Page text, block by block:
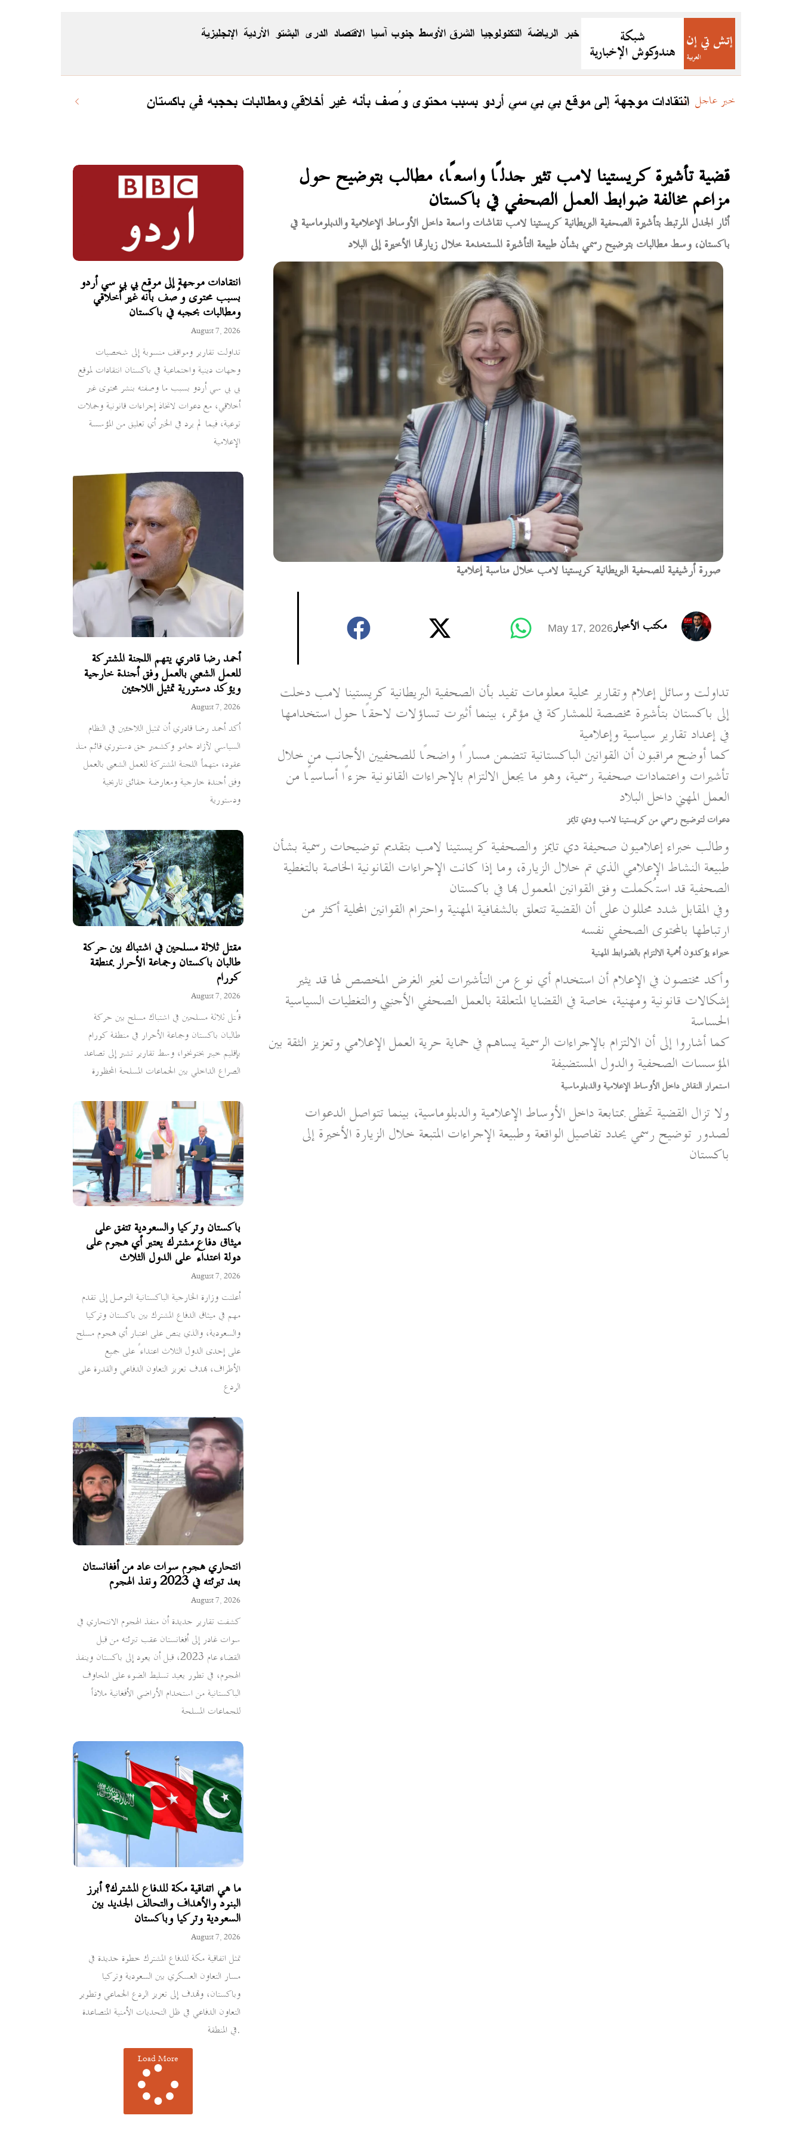
الاقتصاد جنوب آسيا الشرق الأوسط التكنولوجيا الرياضة خبر الإنجليزية الأردية البشتو الدری
انتقادات موجهة إلى موقع بي بي سي أردو بسبب محتوى وُصف بأنه غير أخلاقي ومطالبات بحجبه في باكستان خبر عاجل
انتقادات موجهة إلى موقع بي بي سي أردو
بسبب محتوى وُصف بأنه غير أخلاقي
ومطالبات بحجبه في باكستان
August 7, 2026
تداولت تقارير ومواقف منسوبة إلى شخصيات
وجهات دينية واجتماعية في باكستان انتقادات لموقع
بي بي سي أردو بسبب ما وصفته بنشر محتوى غير
أخلاقي، مع دعوات لاتخاذ إجراءات قانونية وحملات
توعية، فيما لم يرد في الخبر أي تعليق من المؤسسة
الإعلامية
أحمد رضا قادري يتهم اللجنة المشتركة
للعمل الشعبي بالعمل وفق أجندة خارجية
ويؤكد دستورية تمثيل اللاجئين
August 7, 2026
أكد أحمد رضا قادري أن تمثيل اللاجئين في النظام
السياسي لآزاد جامو وكشمير حق دستوري قائم منذ
عقود، متهماً اللجنة المشتركة للعمل الشعبي بالعمل
وفق أجندة خارجية ومعارضة حقائق تاريخية
ودستورية
مقتل ثلاثة مسلحين في اشتباك بين حركة
طالبان باكستان وجماعة الأحرار بمنطقة
كورام
August 7, 2026
قُتل ثلاثة مسلحين في اشتباك مسلح بين حركة
طالبان باكستان وجماعة الأحرار في منطقة كورام
بإقليم خيبر بختونخوا، وسط تقارير تشير إلى تصاعد
الصراع الداخلي بين الجماعات المسلحة المحظورة
باكستان وتركيا والسعودية تتفق على
ميثاق دفاع مشترك يعتبر أي هجوم على
دولة اعتداءً على الدول الثلاث
August 7, 2026
أعلنت وزارة الخارجية الباكستانية التوصل إلى تقدم
مهم في ميثاق الدفاع المشترك بين باكستان وتركيا
والسعودية، والذي ينص على اعتبار أي هجوم مسلح
على إحدى الدول الثلاث اعتداءً على جميع
الأطراف، بهدف تعزيز التعاون الدفاعي والقدرة على
الردع
انتحاري هجوم سوات عاد من أفغانستان
بعد تبرئته في 2023 ونفذ الهجوم
August 7, 2026
كشفت تقارير جديدة أن منفذ الهجوم الانتحاري في
سوات غادر إلى أفغانستان عقب تبرئته من قبل
القضاء عام 2023، قبل أن يعود إلى باكستان وينفذ
الهجوم، في تطور يعيد تسليط الضوء على المخاوف
الباكستانية من استخدام الأراضي الأفغانية ملاذاً
للجماعات المسلحة
ما هي اتفاقية مكة للدفاع المشترك؟ أبرز
البنود والأهداف والتحالف الجديد بين
السعودية وتركيا وباكستان
August 7, 2026
تمثل اتفاقية مكة للدفاع المشترك خطوة جديدة في
مسار التعاون العسكري بين السعودية وتركيا
وباكستان، وتهدف إلى تعزيز الردع الجماعي وتطوير
التعاون الدفاعي في ظل التحديات الأمنية المتصاعدة
في المنطقة.
Load More
قضية تأشيرة كريستينا لامب تثير جدلًا واسعًا، مطالب بتوضيح حول
مزاعم مخالفة ضوابط العمل الصحفي في باكستان
أثار الجدل المرتبط بتأشيرة الصحفية البريطانية كريستينا لامب نقاشات واسعة داخل الأوساط الإعلامية والدبلوماسية في
باكستان، وسط مطالبات بتوضيح رسمي بشأن طبيعة التأشيرة المستخدمة خلال زيارتها الأخيرة إلى البلاد
صورة أرشيفية للصحفية البريطانية كريستينا لامب خلال مناسبة إعلامية
مكتب الأخبارMay 17, 2026
تداولت وسائل إعلام وتقارير محلية معلومات تفيد بأن الصحفية البريطانية كريستينا لامب دخلت
إلى باكستان بتأشيرة مخصصة للمشاركة في مؤتمر، بينما أثيرت تساؤلات لاحقًا حول استخدامها
في إعداد تقارير سياسية وإعلامية
كما أوضح مراقبون أن القوانين الباكستانية تتضمن مسارًا واضحًا للصحفيين الأجانب من خلال
تأشيرات واعتمادات صحفية رسمية، وهو ما يجعل الالتزام بالإجراءات القانونية جزءًا أساسيًا من
العمل المهني داخل البلاد
دعوات لتوضيح رسمي من كريستينا لامب ودي تايمز
وطالب خبراء إعلاميون صحيفة دي تايمز والصحفية كريستينا لامب بتقديم توضيحات رسمية بشأن
طبيعة النشاط الإعلامي الذي تم خلال الزيارة، وما إذا كانت الإجراءات القانونية الخاصة بالتغطية
الصحفية قد استُكملت وفق القوانين المعمول بها في باكستان
وفي المقابل شدد محللون على أن القضية تتعلق بالشفافية المهنية واحترام القوانين المحلية أكثر من
ارتباطها بالمحتوى الصحفي نفسه
خبراء يؤكدون أهمية الالتزام بالضوابط المهنية
وأكد مختصون في الإعلام أن استخدام أي نوع من التأشيرات لغير الغرض المخصص لها قد يثير
إشكالات قانونية ومهنية، خاصة في القضايا المتعلقة بالعمل الصحفي الأجنبي والتغطيات السياسية
الحساسة
كما أشاروا إلى أن الالتزام بالإجراءات الرسمية يساهم في حماية حرية العمل الإعلامي وتعزيز الثقة بين
المؤسسات الصحفية والدول المستضيفة
استمرار النقاش داخل الأوساط الإعلامية والدبلوماسية
ولا تزال القضية تحظى بمتابعة داخل الأوساط الإعلامية والدبلوماسية، بينما تتواصل الدعوات
لصدور توضيح رسمي يحدد تفاصيل الواقعة وطبيعة الإجراءات المتبعة خلال الزيارة الأخيرة إلى
باكستان